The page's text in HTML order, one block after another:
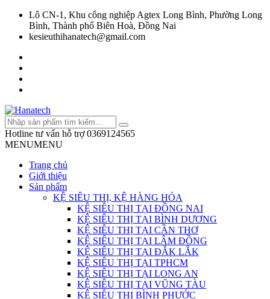
Lô CN-1, Khu công nghiệp Agtex Long Bình, Phường Long
Bình, Thành phố Biên Hoà, Đồng Nai
kesieuthihanatech@gmail.com
Hotline tư vấn hỗ trợ 0369124565
MENUMENU
Trang chủ
Giới thiệu
Sản phẩm
KỆ SIÊU THỊ, KỆ HÀNG HÓA
KỆ SIÊU THỊ TẠI ĐỒNG NAI
KỆ SIÊU THỊ TẠI BÌNH DƯƠNG
KỆ SIÊU THỊ TẠI CẦN THƠ
KỆ SIÊU THỊ TẠI LÂM ĐỒNG
KỆ SIÊU THỊ TẠI ĐẮK LẮK
KỆ SIÊU THỊ TẠI TPHCM
KỆ SIÊU THỊ TẠI LONG AN
KỆ SIÊU THỊ TẠI VŨNG TÀU
KỆ SIÊU THỊ BÌNH PHƯỚC